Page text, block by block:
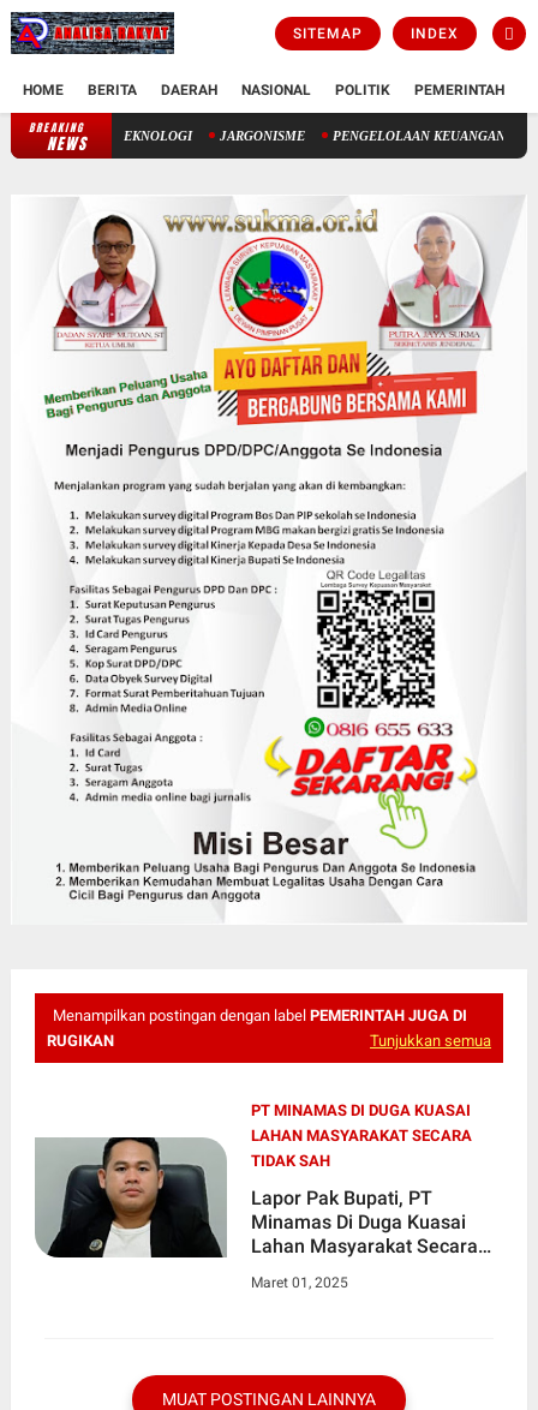
SITEMAP INDEX
HOME BERITA DAERAH NASIONAL POLITIK PEMERINTAH
BREAKING
NEWS USIA HARAPAN HIDUP: ANTARA TAKDIR ILAHI DAN TEKNOLOGI
Menampilkan postingan dengan label PEMERINTAH JUGA DI
RUGIKAN
Tunjukkan semua
PT MINAMAS DI DUGA KUASAI
LAHAN MASYARAKAT SECARA
TIDAK SAH
Lapor Pak Bupati, PT
Minamas Di Duga Kuasai
Lahan Masyarakat Secara
Di Rugikan
Maret 01, 2025
MUAT POSTINGAN LAINNYA